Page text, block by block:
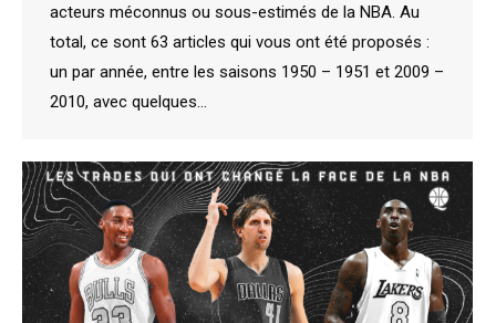
acteurs méconnus ou sous-estimés de la NBA. Au
total, ce sont 63 articles qui vous ont été proposés :
un par année, entre les saisons 1950 – 1951 et 2009 –
2010, avec quelques…